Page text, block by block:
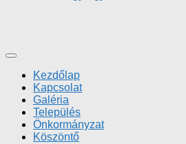
Kezdőlap
Kapcsolat
Galéria
Település
Önkormányzat
Köszöntő